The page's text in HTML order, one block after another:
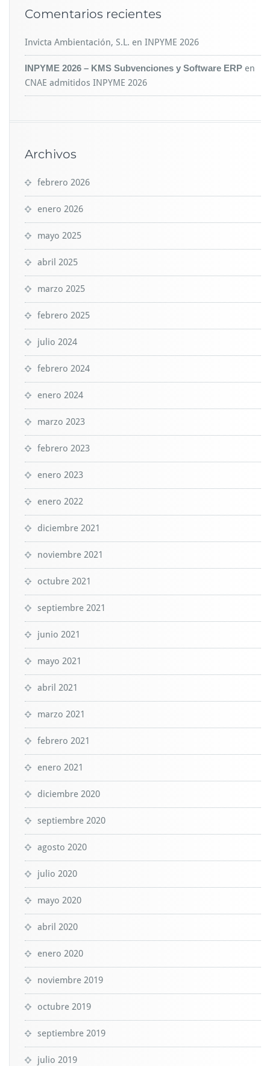
Comentarios recientes
Invicta Ambientación, S.L. en INPYME 2026
INPYME 2026 – KMS Subvenciones y Software ERP en
CNAE admitidos INPYME 2026
Archivos
febrero 2026
enero 2026
mayo 2025
abril 2025
marzo 2025
febrero 2025
julio 2024
febrero 2024
enero 2024
marzo 2023
febrero 2023
enero 2023
enero 2022
diciembre 2021
noviembre 2021
octubre 2021
septiembre 2021
junio 2021
mayo 2021
abril 2021
marzo 2021
febrero 2021
enero 2021
diciembre 2020
septiembre 2020
agosto 2020
julio 2020
mayo 2020
abril 2020
enero 2020
noviembre 2019
octubre 2019
septiembre 2019
julio 2019